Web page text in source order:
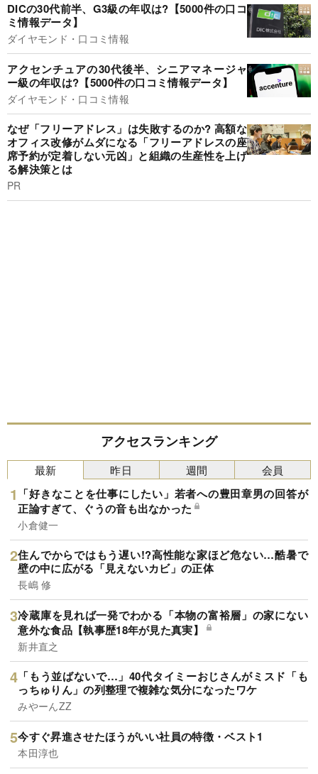
DICの30代前半、G3級の年収は?【5000件の口コ
ミ情報データ】
ダイヤモンド・口コミ情報
アクセンチュアの30代後半、シニアマネージャ
ー級の年収は?【5000件の口コミ情報データ】
ダイヤモンド・口コミ情報
なぜ「フリーアドレス」は失敗するのか? 高額な
オフィス改修がムダになる「フリーアドレスの座
席予約が定着しない元凶」と組織の生産性を上げ
る解決策とは
PR
アクセスランキング
最新
「好きなことを仕事にしたい」若者への豊田章男の回答が
正論すぎて、ぐうの音も出なかった
小倉健一
住んでからではもう遅い!?高性能な家ほど危ない…酷暑で
壁の中に広がる「見えないカビ」の正体
長嶋 修
冷蔵庫を見れば一発でわかる「本物の富裕層」の家にない
意外な食品【執事歴18年が見た真実】
新井直之
「もう並ばないで…」40代タイミーおじさんがミスド「も
っちゅりん」の列整理で複雑な気分になったワケ
みやーんZZ
今すぐ昇進させたほうがいい社員の特徴・ベスト1
本田淳也
昨日 週間 会員